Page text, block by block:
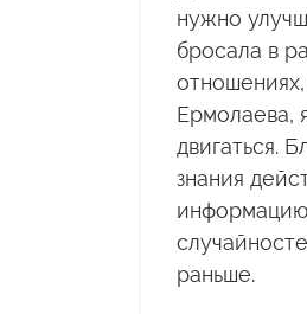
нужно
бросала в
Ермолаева,
двигаться.
знания
информацию
раньше.